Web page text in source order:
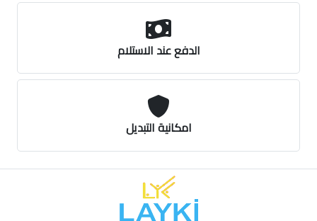
الدفع عند الاستلام
امكانية التبديل